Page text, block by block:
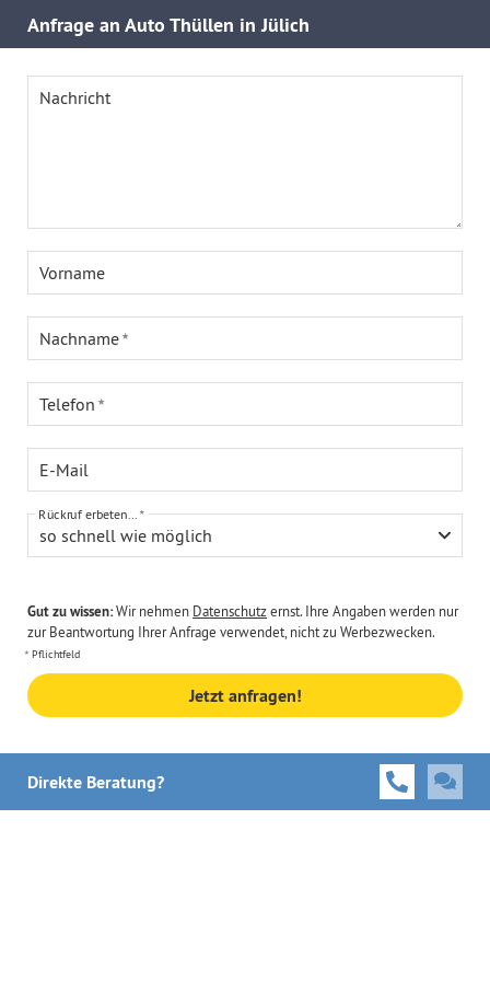
Anfrage an Auto Thüllen in Jülich
Nachricht
Vorname
Nachname
Telefon
E-Mail
so schnell wie möglich
Rückruf erbeten...
Gut zu wissen:Wir nehmen Datenschutzernst. Ihre Angaben werden nur
zur Beantwortung Ihrer Anfrage verwendet, nicht zu Werbezwecken.
Pflichtfeld
Jetzt anfragen!
Direkte Beratung?